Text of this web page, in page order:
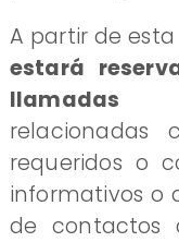
A partir de
estará
llamadas
relacionadas
requeridos o
informativos o
de contactos